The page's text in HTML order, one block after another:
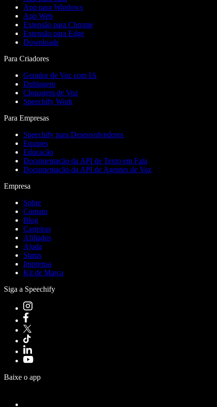
App para Windows
App Web
Extensão para Chrome
Extensão para Edge
Downloads
Para Criadores
Gerador de Voz com IA
Dublagem
Clonagem de Voz
Speechify Work
Para Empresas
Speechify para Desenvolvedores
Equipes
Educação
Documentação da API de Texto em Fala
Documentação da API de Agentes de Voz
Empresa
Sobre
Contato
Blog
Carreiras
Afiliados
Ajuda
Status
Imprensa
Kit de Marca
Siga a Speechify
Baixe o app